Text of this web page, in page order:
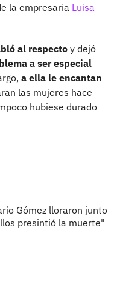
la empresaria Luisa
al respecto y dejó
a ser especial
a ella le encantan
las mujeres hace
hubiese durado
Gómez lloraron junto
presintió la muerte"